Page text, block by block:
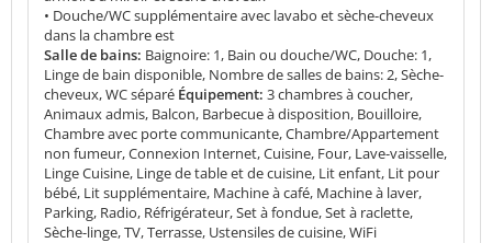
• Douche/WC supplémentaire avec lavabo et sèche-cheveux
dans la chambre est
Salle de bains: Baignoire: 1, Bain ou douche/WC, Douche: 1,
Linge de bain disponible, Nombre de salles de bains: 2, Sèche-
cheveux, WC séparé Équipement: 3 chambres à coucher,
Animaux admis, Balcon, Barbecue à disposition, Bouilloire,
Chambre avec porte communicante, Chambre/Appartement
non fumeur, Connexion Internet, Cuisine, Four, Lave-vaisselle,
Linge Cuisine, Linge de table et de cuisine, Lit enfant, Lit pour
bébé, Lit supplémentaire, Machine à café, Machine à laver,
Parking, Radio, Réfrigérateur, Set à fondue, Set à raclette,
Sèche-linge, TV, Terrasse, Ustensiles de cuisine, WiFi